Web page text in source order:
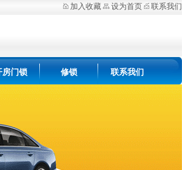
加入收藏 设为首页 联系我们
房门锁 修锁 联系我们